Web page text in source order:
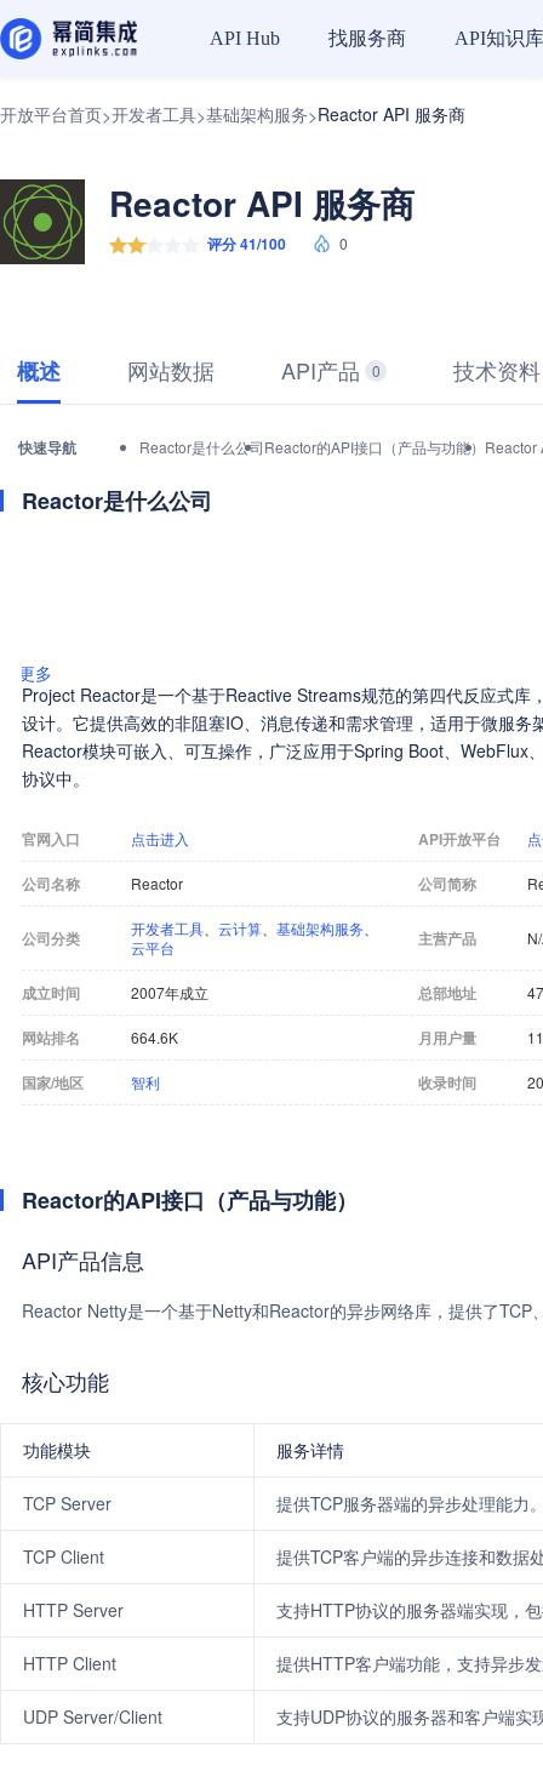
API Hub 找服务商 API知识库
开放平台首页>开发者工具>基础架构服务>Reactor API 服务商
Reactor API 服务商
评分 41/100 0
概述 网站数据 API产品 0 技术资料
快速导航 Reactor是什么公司Reactor的API接口（产品与功能） Reactor
Reactor是什么公司
更多
Project Reactor是一个基于Reactive Streams规范的第四代反应式库
设计。它提供高效的非阻塞IO、消息传递和需求管理，适用于微服务
Reactor模块可嵌入、可互操作，广泛应用于Spring Boot、WebFlux
协议中。
官网入口 点击进入 API开放平台
公司名称 Reactor 公司简称
公司分类 开发者工具 云计算 基础架构服务
云平台
主营产品
成立时间 2007年成立 总部地址
网站排名 664.6K 月用户量
国家/地区 智利 收录时间
Reactor的API接口（产品与功能）
API产品信息
Reactor Netty是一个基于Netty和Reactor的异步网络库，提供了TCP
核心功能
功能模块 服务详情
TCP Server 提供TCP服务器端的异步处理能力
TCP Client 提供TCP客户端的异步连接和数据
HTTP Server 支持HTTP协议的服务器端实现，
HTTP Client 提供HTTP客户端功能，支持异步
UDP Server/Client 支持UDP协议的服务器和客户端实